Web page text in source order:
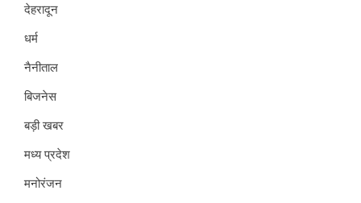
देहरादून
धर्म
नैनीताल
बिजनेस
बड़ी खबर
मध्य प्रदेश
मनोरंजन